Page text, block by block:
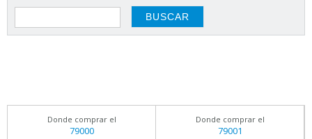
Donde comprar el
79000
Donde comprar el
79001